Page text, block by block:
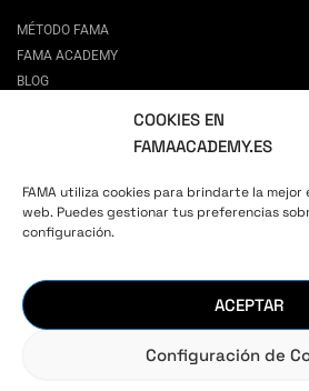
COOKIES EN
FAMAACADEMY.ES
FAMA utiliza cookies para brindarte la
web. Puedes gestionar tus preferencias
configuración.
ACEPTAR
Configuración de
MÉTODO FAMA
FAMA ACADEMY
BLOG
ESCUELA DE MODELOS EN MADRID
CÓMO SER MODELO
CASTINGS
AUTOESTIMA Y CONFIANZA
CURSO ONLINE DE CASTING
CURSO ONLINE DE POSADO